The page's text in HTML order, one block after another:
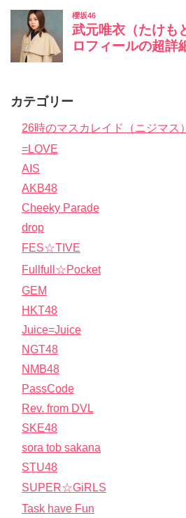
カテゴリー
26時のマスカレイド（ニジマス）
=LOVE
AIS
AKB48
Cheeky Parade
drop
FES☆TIVE
Fullfull☆Pocket
GEM
HKT48
Juice=Juice
NGT48
NMB48
PassCode
Rev. from DVL
SKE48
sora tob sakana
STU48
SUPER☆GiRLS
Task have Fun